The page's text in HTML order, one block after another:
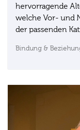
hervorragende
welche Vor- und
der passenden
Bindung &